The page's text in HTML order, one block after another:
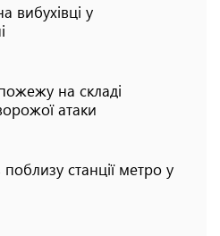
вибухівці у
на складі
атаки
станції метро у